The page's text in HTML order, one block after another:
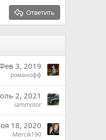
Ответить
3, 2019
романофф
2, 2021
iammotor
18, 2020
Mercik190